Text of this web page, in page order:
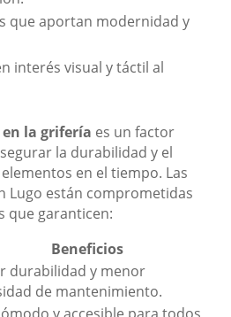
que aportan modernidad y
interés visual y táctil al
la grifería es un factor
la durabilidad y el
en el tiempo. Las
Lugo están comprometidas
que garanticen:
Beneficios
durabilidad y menor
de mantenimiento.